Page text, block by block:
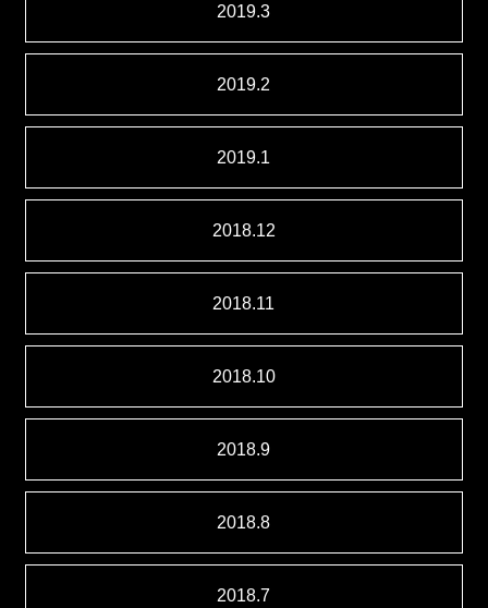
2019.3
2019.2
2019.1
2018.12
2018.11
2018.10
2018.9
2018.8
2018.7